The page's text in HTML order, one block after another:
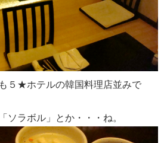
５★ホテルの韓国料理店並みで
ソラボル」とか・・・ね。